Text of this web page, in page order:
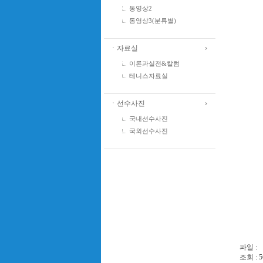
동영상2
동영상3(분류별)
ㆍ자료실
이론과실전&칼럼
테니스자료실
ㆍ선수사진
국내선수사진
국외선수사진
파일 :
조회 :